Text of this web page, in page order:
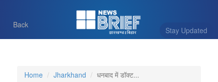
Stay Updated
Back
Home Jharkhand धनबाद में डॉक्ट...